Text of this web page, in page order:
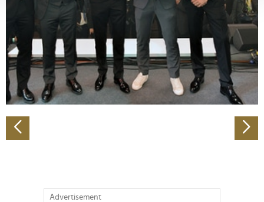
verarbeitet werden, und legen Sie Ihre Präferenzen im
Abschnitt Einzelheiten
fest.
Wir verwenden Cookies, um Inhalte und Anzeigen zu
personalisieren, Funktionen für soziale Medien anbieten
zu können und die Zugriffe auf unsere Website zu
analysieren. Außerdem geben wir Informationen zu Ihrer
Verwendung unserer Website an unsere Partner für
soziale Medien, Werbung und Analysen weiter. Unsere
Partner führen diese Informationen möglicherweise mit
Advertisement